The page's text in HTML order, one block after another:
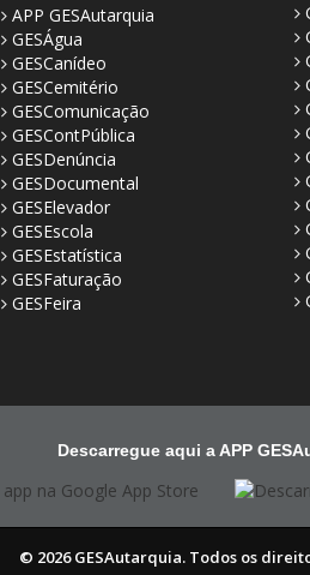
APP GESAutarquia
GESÁgua
GESCanídeo
GESCemitério
GESComunicação
GESContPública
GESDenúncia
GESDocumental
GESElevador
GESEscola
GESEstatística
GESFaturação
GESFeira
Descarregue aqui a APP
© 2026 GESAutarquia. Todos os